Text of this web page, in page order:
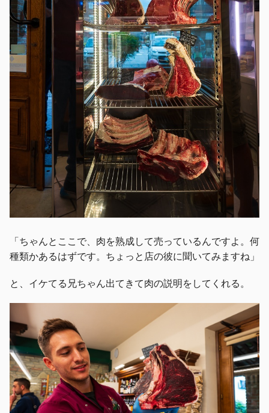
「ちゃんとここで、肉を熟成して売っているんですよ。何
種類かあるはずです。ちょっと店の彼に聞いてみますね」
と、イケてる兄ちゃん出てきて肉の説明をしてくれる。